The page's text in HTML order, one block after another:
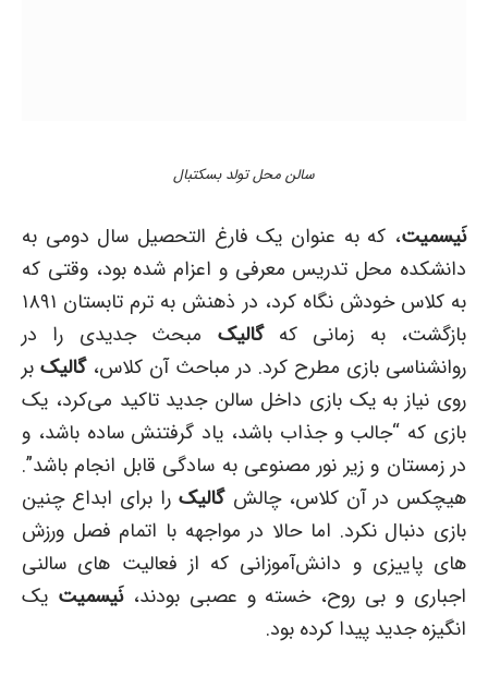
سالن محل تولد بسکتبال
نَیسمیت، که به عنوان یک فارغ التحصیل سال دومی به
دانشکده محل تدریس معرفی و اعزام شده بود، وقتی که
به کلاس خودش نگاه کرد، در ذهنش به ترم تابستان ۱۸۹۱
بازگشت، به زمانی کهگالیک مبحث جدیدی را در
روانشناسی بازی مطرح کرد. در مباحث آن کلاس،گالیک بر
روی نیاز به یک بازی داخل سالن جدید تاکید می‌کرد، یک
بازی که “جالب و جذاب باشد، یاد گرفتنش ساده باشد، و
در زمستان و زیر نور مصنوعی به سادگی قابل انجام باشد”.
هیچکس در آن کلاس، چالشگالیکرا برای ابداع چنین
بازی دنبال نکرد. اما حالا در مواجهه با اتمام فصل ورزش
های پاییزی و دانش‌آموزانی که از فعالیت های سالنی
اجباری و بی روح، خسته و عصبی بودند،نَیسمیت یک
انگیزه جدید پیدا کرده بود.